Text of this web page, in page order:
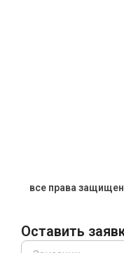
все права
Оставить
Name